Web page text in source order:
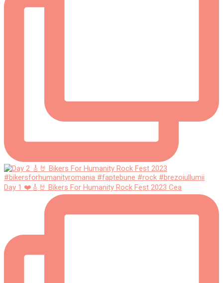
Day 1 ❤️🎸🤘 Bikers For Humanity Rock Fest 2023 Cea